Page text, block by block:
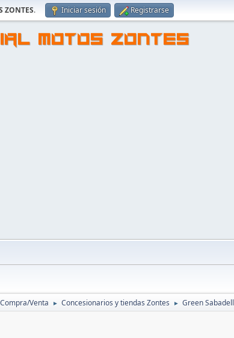
ZONTES. Iniciar sesión Registrarse
MOTOS ZONTES
Compra/Venta ► Concesionarios y tiendas Zontes ► Green Sabadell